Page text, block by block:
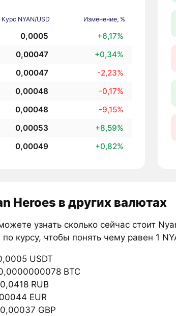
Курс NYAN/USD Изменение, %
0,0005 +6,17%
0,00047 +0,34%
0,00047 -2,23%
0,00048 -0,17%
0,00048 -9,15%
0,00053 +8,59%
0,00049 +0,82%
Heroes в других валютах
узнать сколько сейчас стоит
курсу, чтобы понять чему равен 1
USDT
BTC
RUB
EUR
GBP